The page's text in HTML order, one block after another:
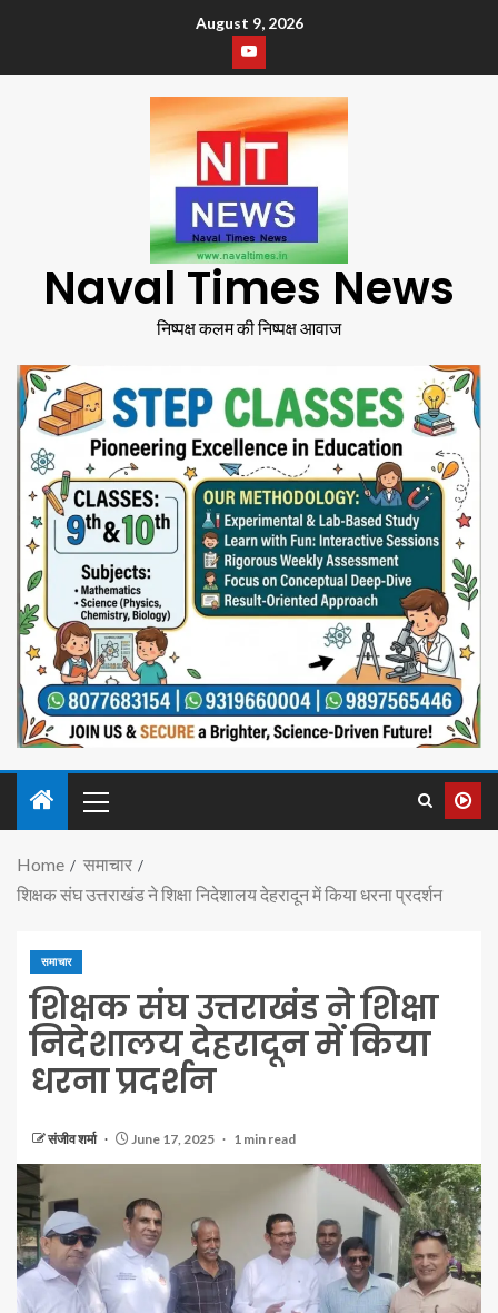
August 9, 2026
Naval Times News
निष्पक्ष कलम की निष्पक्ष आवाज
Home
समाचार
शिक्षक संघ उत्तराखंड ने शिक्षा निदेशालय देहरादून में किया धरना प्रदर्शन
समाचार
शिक्षक संघ उत्तराखंड ने शिक्षा
निदेशालय देहरादून में किया
धरना प्रदर्शन
संजीव शर्मा June 17, 2025 1 min read